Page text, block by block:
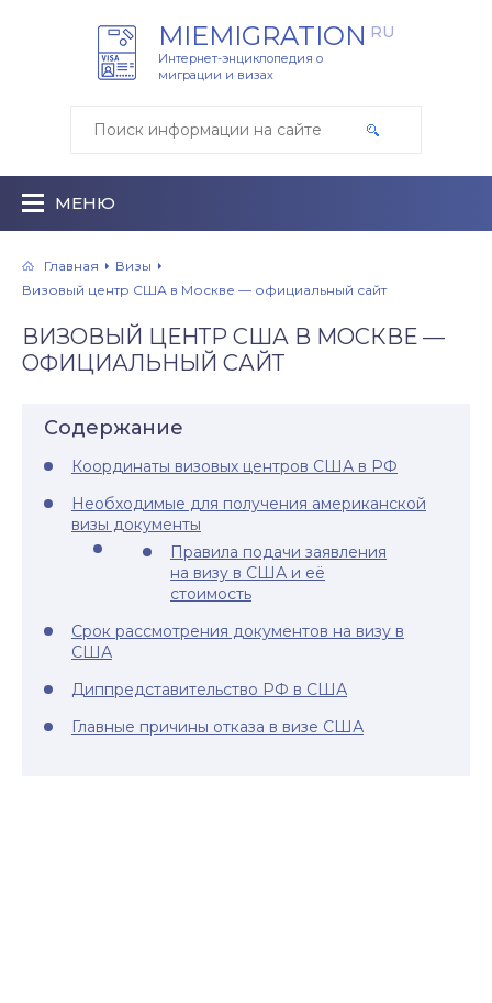
MIEMIGRATION RU
Интернет-энциклопедия о
миграции и визах
МЕНЮ
Главная
Визы
Визовый центр США в Москве — официальный сайт
ВИЗОВЫЙ ЦЕНТР США В МОСКВЕ —
ОФИЦИАЛЬНЫЙ САЙТ
Содержание
Координаты визовых центров США в РФ
Необходимые для получения американской
визы документы
Правила подачи заявления
на визу в США и её
стоимость
Срок рассмотрения документов на визу в
США
Диппредставительство РФ в США
Главные причины отказа в визе США